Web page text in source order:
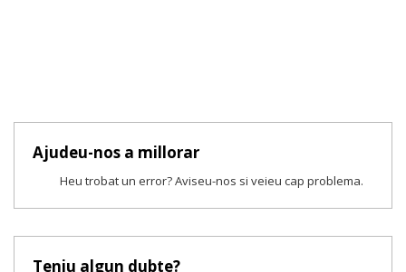
Ajudeu-nos a millorar
Heu trobat un error? Aviseu-nos si veieu cap problema.
Teniu algun dubte?